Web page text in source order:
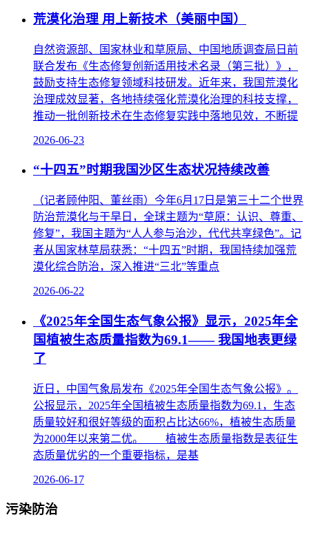
荒漠化治理 用上新技术（美丽中国）
自然资源部、国家林业和草原局、中国地质调查局日前
联合发布《生态修复创新适用技术名录（第三批）》，
鼓励支持生态修复领域科技研发。近年来，我国荒漠化
治理成效显著，各地持续强化荒漠化治理的科技支撑，
推动一批创新技术在生态修复实践中落地见效，不断提
2026-06-23
“十四五”时期我国沙区生态状况持续改善
（记者顾仲阳、董丝雨）今年6月17日是第三十二个世界
防治荒漠化与干旱日，全球主题为“草原：认识、尊重、
修复”，我国主题为“人人参与治沙，代代共享绿色”。记
者从国家林草局获悉：“十四五”时期，我国持续加强荒
漠化综合防治，深入推进“三北”等重点
2026-06-22
《2025年全国生态气象公报》显示，2025年全
国植被生态质量指数为69.1—— 我国地表更绿
了
近日，中国气象局发布《2025年全国生态气象公报》。
公报显示，2025年全国植被生态质量指数为69.1，生态
质量较好和很好等级的面积占比达66%，植被生态质量
为2000年以来第二优。 植被生态质量指数是表征生
态质量优劣的一个重要指标，是基
2026-06-17
污染防治